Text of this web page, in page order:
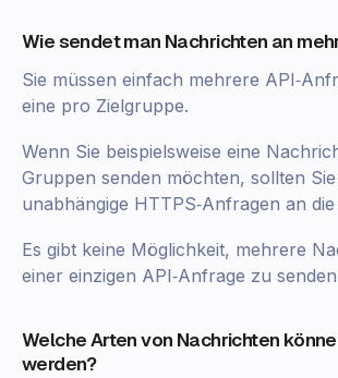
Wie sendet man Nachrichten an
Sie müssen einfach mehrere
eine pro Zielgruppe.
Wenn Sie beispielsweise eine
Gruppen senden möchten, sollten Sie
unabhängige HTTPS‑Anfragen an
Es gibt keine Möglichkeit, mehrere
einer einzigen API‑Anfrage zu
Welche Arten von Nachrichten
werden?